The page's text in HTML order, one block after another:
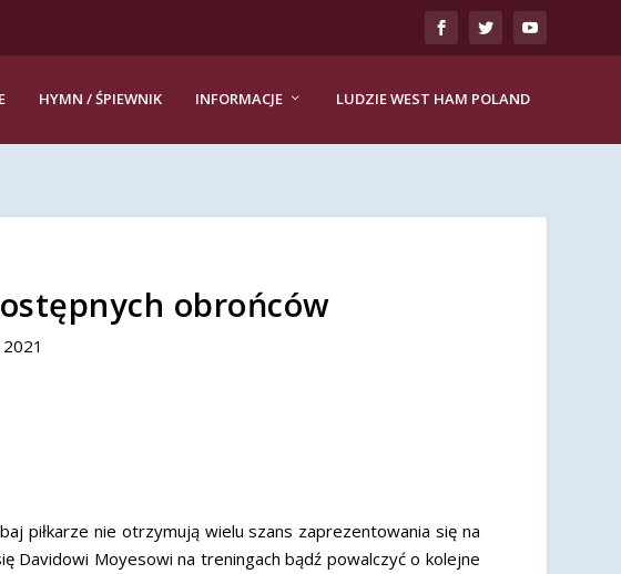
HYMN / ŚPIEWNIK INFORMACJE LUDZIE WEST HAM POLAND
obrońców
piłkarze nie otrzymują wielu szans zaprezentowania się na
Davidowi Moyesowi na treningach bądź powalczyć o kolejne